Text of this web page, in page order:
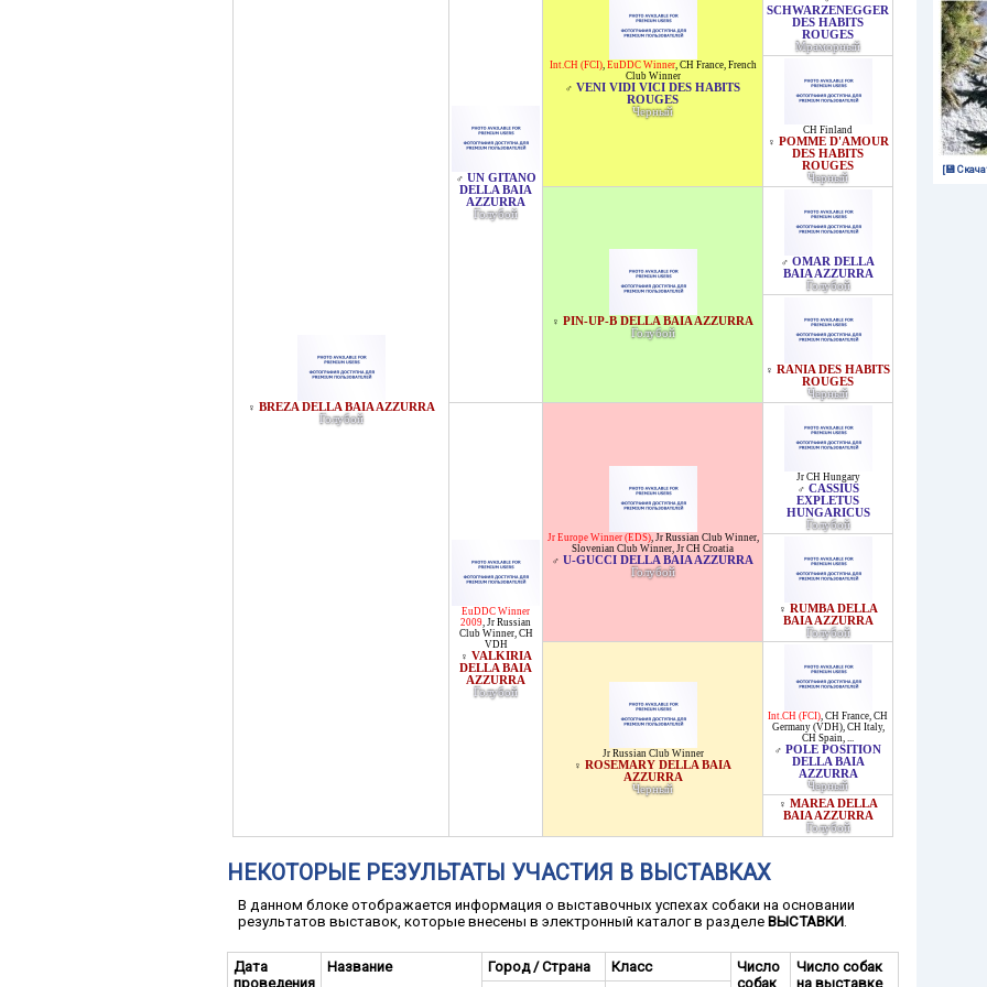
♀ BREZA DELLA BAIA AZZURRA
Голубой
♂ UN GITANO
DELLA BAIA
AZZURRA
Голубой
Int.CH (FCI), EuDDC Winner, CH France, French
Club Winner
♂ VENI VIDI VICI DES HABITS
ROUGES
Черный
SCHWARZENEGGER
DES HABITS
ROUGES
Мраморный
CH Finland
♀ POMME D'AMOUR
DES HABITS
ROUGES
Черный
♀ PIN-UP-B DELLA BAIA AZZURRA
Голубой
♂ OMAR DELLA
BAIA AZZURRA
Голубой
♀ RANIA DES HABITS
ROUGES
Черный
EuDDC Winner
2009, Jr Russian
Club Winner, CH
VDH
♀ VALKIRIA
DELLA BAIA
AZZURRA
Голубой
Jr Europe Winner (EDS), Jr Russian Club Winner,
Slovenian Club Winner, Jr CH Croatia
♂ U-GUCCI DELLA BAIA AZZURRA
Голубой
Jr CH Hungary
♂ CASSIUS
EXPLETUS
HUNGARICUS
Голубой
♀ RUMBA DELLA
BAIA AZZURRA
Голубой
Jr Russian Club Winner
♀ ROSEMARY DELLA BAIA
AZZURRA
Черный
Int.CH (FCI), CH France, CH
Germany (VDH), CH Italy,
CH Spain, ...
♂ POLE POSITION
DELLA BAIA
AZZURRA
Черный
♀ MAREA DELLA
BAIA AZZURRA
Голубой
НЕКОТОРЫЕ РЕЗУЛЬТАТЫ УЧАСТИЯ В ВЫСТАВКАХ
В данном блоке отображается информация о выставочных успехах собаки на основании
результатов выставок, которые внесены в электронный каталог в разделе ВЫСТАВКИ.
Дата
проведения
Название Город / Страна Класс
Число
собак
Число собак
на выставке
[💾